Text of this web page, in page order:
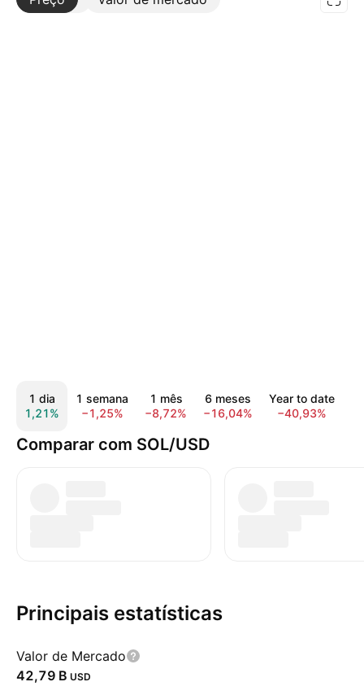
1 dia
1,21%
1 semana
−1,25%
1 mês
−8,72%
6 meses
−16,04%
Year to date
−40,93%
Comparar com SOL/USD
Principais estatísticas
Valor de Mercado
‪42,79 B‬ USD